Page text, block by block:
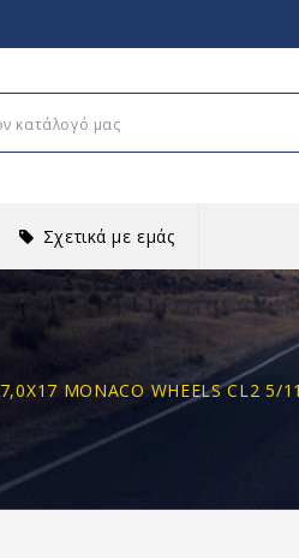
Σχετικά με εμάς
7,0X17 MONACO WHEELS CL2 5/